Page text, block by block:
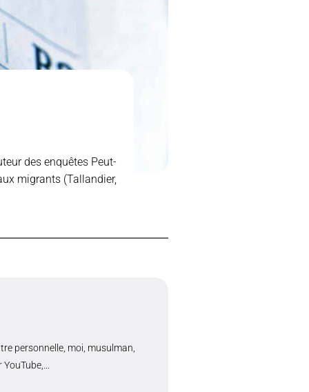
des enquêtes Peut-
migrants (Tallandier,
personnelle, moi, musulman,